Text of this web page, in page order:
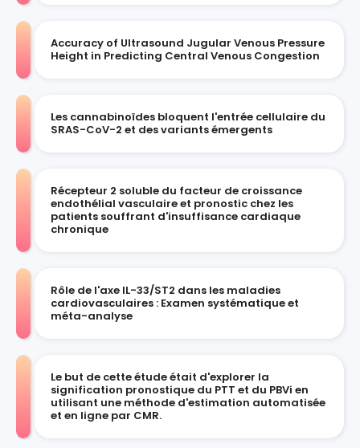
Accuracy of Ultrasound Jugular Venous Pressure
Height in Predicting Central Venous Congestion
Les cannabinoïdes bloquent l'entrée cellulaire du
SRAS-CoV-2 et des variants émergents
Récepteur 2 soluble du facteur de croissance
endothélial vasculaire et pronostic chez les
patients souffrant d'insuffisance cardiaque
chronique
Rôle de l'axe IL-33/ST2 dans les maladies
cardiovasculaires : Examen systématique et
méta-analyse
Le but de cette étude était d'explorer la
signification pronostique du PTT et du PBVi en
utilisant une méthode d'estimation automatisée
et en ligne par CMR.